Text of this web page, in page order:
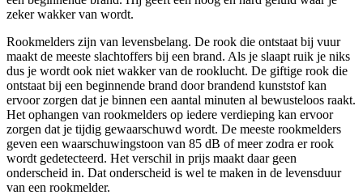
zeker wakker van wordt.
Rookmelders zijn van levensbelang. De rook die ontstaat bij vuur
maakt de meeste slachtoffers bij een brand. Als je slaapt ruik je niks
dus je wordt ook niet wakker van de rooklucht. De giftige rook die
ontstaat bij een beginnende brand door brandend kunststof kan
ervoor zorgen dat je binnen een aantal minuten al bewusteloos raakt.
Het ophangen van rookmelders op iedere verdieping kan ervoor
zorgen dat je tijdig gewaarschuwd wordt. De meeste rookmelders
geven een waarschuwingstoon van 85 dB of meer zodra er rook
wordt gedetecteerd. Het verschil in prijs maakt daar geen
onderscheid in. Dat onderscheid is wel te maken in de levensduur
van een rookmelder.